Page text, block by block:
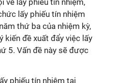
về lấy phiếu tín nhiệm,
lấy phiếu tín nhiệm
thứ ba của nhiệm kỳ,
kiến đề xuất đẩy việc lấy
5. Vấn đề này sẽ được
phiếu tín nhiệm tại